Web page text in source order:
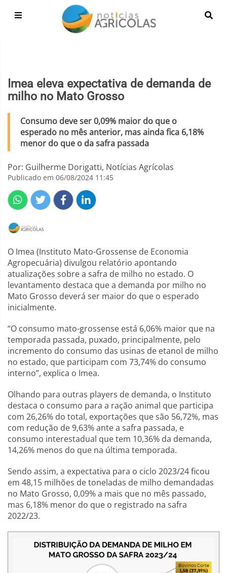
Imea eleva expectativa de demanda de
milho no Mato Grosso
Consumo deve ser 0,09% maior do que o
esperado no mês anterior, mas ainda fica 6,18%
menor do que o da safra passada
Por: Guilherme Dorigatti, Notícias Agrícolas
Publicado em 06/08/2024 11:45
O Imea (Instituto Mato-Grossense de Economia
Agropecuária) divulgou relatório apontando
atualizações sobre a safra de milho no estado. O
levantamento destaca que a demanda por milho no
Mato Grosso deverá ser maior do que o esperado
inicialmente.
“O consumo mato-grossense está 6,06% maior que na
temporada passada, puxado, principalmente, pelo
incremento do consumo das usinas de etanol de milho
no estado, que participam com 73,74% do consumo
interno”, explica o Imea.
Olhando para outras players de demanda, o Instituto
destaca o consumo para a ração animal que participa
com 26,26% do total, exportações que são 56,72%, mas
com redução de 9,63% ante a safra passada, e
consumo interestadual que tem 10,36% da demanda,
14,26% menos do que na última temporada.
Sendo assim, a expectativa para o ciclo 2023/24 ficou
em 48,15 milhões de toneladas de milho demandadas
no Mato Grosso, 0,09% a mais que no mês passado,
mas 6,18% menor do que o registrado na safra
2022/23.